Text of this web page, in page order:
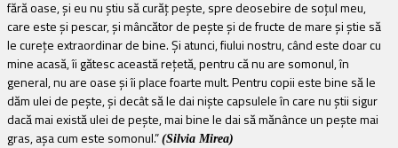
fără oase, și eu nu știu să curăț pește, spre deosebire de soțul meu,
care este și pescar, și mâncător de pește și de fructe de mare și știe să
le curețe extraordinar de bine. Și atunci, fiului nostru, când este doar cu
mine acasă, îi gătesc această rețetă, pentru că nu are somonul, în
general, nu are oase și îi place foarte mult. Pentru copii este bine să le
dăm ulei de pește, și decât să le dai niște capsulele în care nu știi sigur
dacă mai există ulei de pește, mai bine le dai să mănânce un pește mai
gras, așa cum este somonul.” (Silvia Mirea)